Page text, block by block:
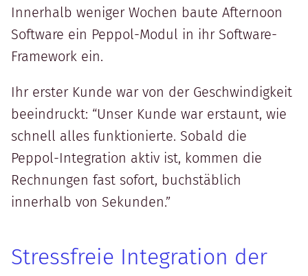
Innerhalb weniger Wochen baute Afternoon
Software ein Peppol-Modul in ihr Software-
Framework ein.
Ihr erster Kunde war von der Geschwindigkeit
beeindruckt: “Unser Kunde war erstaunt, wie
schnell alles funktionierte. Sobald die
Peppol-Integration aktiv ist, kommen die
Rechnungen fast sofort, buchstäblich
innerhalb von Sekunden.”
Stressfreie Integration der